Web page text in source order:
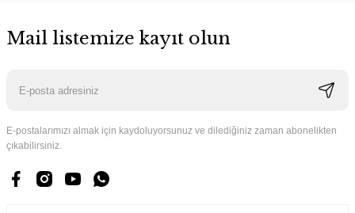
Mail listemize kayıt olun
E-postalarımızı almak için kaydoluyorsunuz ve dilediğiniz zaman abonelikten
çıkabilirsiniz.